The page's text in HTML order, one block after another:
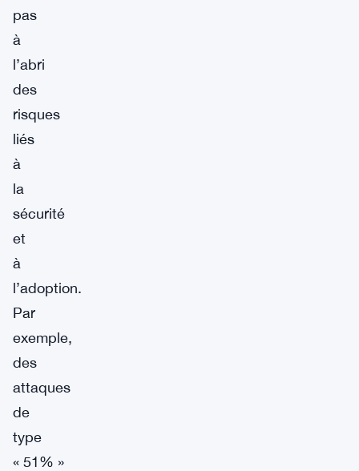
pas
à
l’abri
des
risques
liés
à
la
sécurité
et
à
l’adoption.
Par
exemple,
des
attaques
de
type
« 51% »